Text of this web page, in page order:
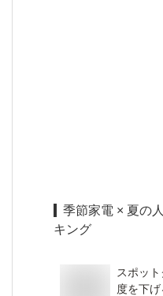
季節家電 × 夏の
キング
スポッ
度を下